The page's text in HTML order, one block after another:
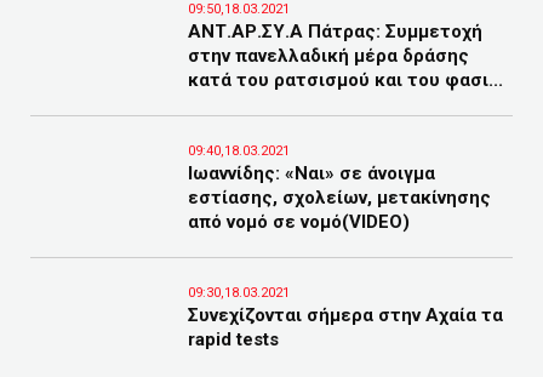
09:50,18.03.2021
ΑΝΤ.ΑΡ.ΣΥ.Α Πάτρας: Συμμετοχή
στην πανελλαδική μέρα δράσης
κατά του ρατσισμού και του φασι...
09:40,18.03.2021
Ιωαννίδης: «Ναι» σε άνοιγμα
εστίασης, σχολείων, μετακίνησης
από νομό σε νομό(VIDEO)
09:30,18.03.2021
Συνεχίζονται σήμερα στην Αχαία τα
rapid tests